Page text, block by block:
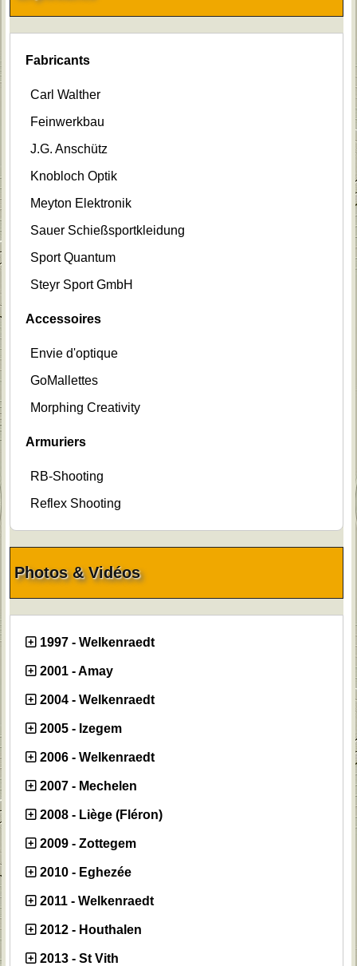
Fabricants
Carl Walther
Feinwerkbau
J.G. Anschütz
Knobloch Optik
Meyton Elektronik
Sauer Schießsportkleidung
Sport Quantum
Steyr Sport GmbH
Accessoires
Envie d'optique
GoMallettes
Morphing Creativity
Armuriers
RB-Shooting
Reflex Shooting
Photos & Vidéos
1997 - Welkenraedt
2001 - Amay
2004 - Welkenraedt
2005 - Izegem
2006 - Welkenraedt
2007 - Mechelen
2008 - Liège (Fléron)
2009 - Zottegem
2010 - Eghezée
2011 - Welkenraedt
2012 - Houthalen
2013 - St Vith